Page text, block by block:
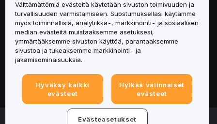
Palvelut
Tuki
Tuotteet
Lakiasiat
© 2025-2026 Bybit.eu. All rights reserved.
Välttämättömiä evästeitä käytetään sivuston toimivuuden ja
turvallisuuden varmistamiseen. Suostumuksellasi käytämme
myös toiminnallisia, analytiikka-, markkinointi- ja sosiaalisen
median evästeitä muistaaksemme asetuksesi,
ymmärtääksemme sivuston käyttöä, parantaaksemme
sivustoa ja tukeaksemme markkinointi- ja
jakamisominaisuuksia.
Hyväksy kaikki
evästeet
Hylkää valinnaiset
evästeet
Evästeasetukset